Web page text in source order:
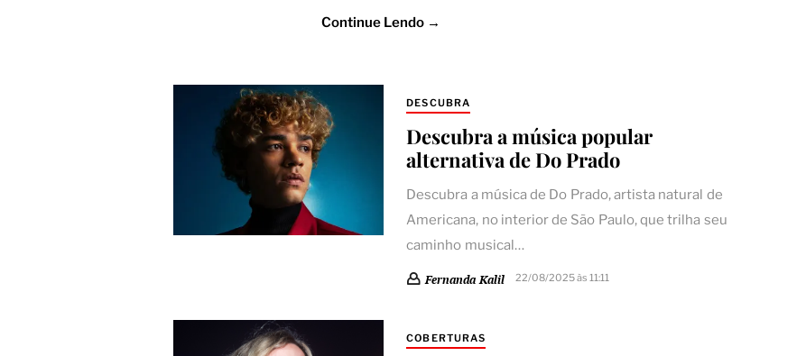
Continue Lendo →
DESCUBRA
Descubra a música popular
alternativa de Do Prado
Descubra a música de Do Prado, artista natural de
Americana, no interior de São Paulo, que trilha seu
caminho musical…
Fernanda Kalil 22/08/2025 às 11:11
COBERTURAS